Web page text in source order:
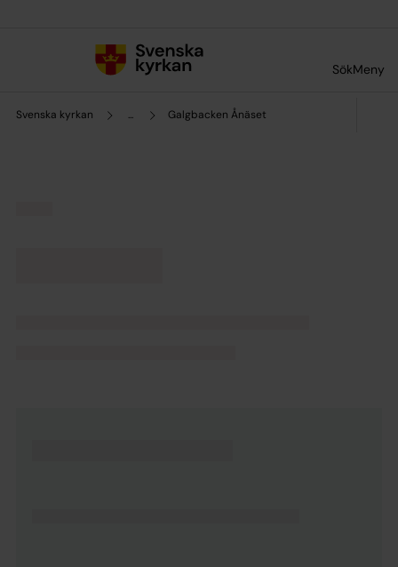
SökMeny
Svenska kyrkan ... Galgbacken Ånäset